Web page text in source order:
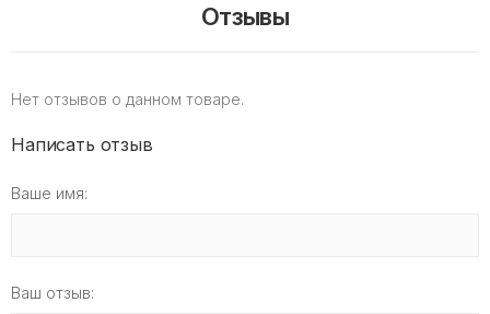
Отзывы
Нет отзывов о данном товаре.
Написать отзыв
Ваше имя:
Ваш отзыв: